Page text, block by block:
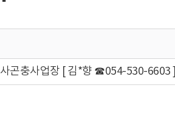
곤충사업장 [ 김*향 ☎054-530-6603 ]